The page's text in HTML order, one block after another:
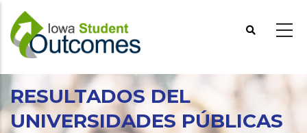
Pasar
contenido
principal
RESULTADOS DEL
UNIVERSIDADES PÚBLICAS